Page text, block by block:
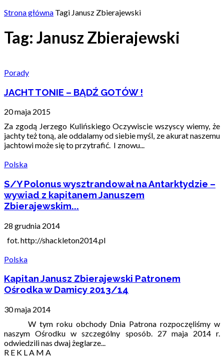
Strona główna Tagi Janusz Zbierajewski
Tag: Janusz Zbierajewski
Porady
JACHT TONIE – BĄDŹ GOTÓW !
20 maja 2015
Za zgodą Jerzego Kulińskiego Oczywiscie wszyscy wiemy, że
jachty też toną, ale oddalamy od siebie myśl, ze akurat naszemu
jachtowi może się to przytrafić. I znowu...
Polska
S/Y Polonus wysztrandował na Antarktydzie –
wywiad z kapitanem Januszem
Zbierajewskim...
28 grudnia 2014
fot. http://shackleton2014.pl
Polska
Kapitan Janusz Zbierajewski Patronem
Ośrodka w Damicy 2013/14
30 maja 2014
W tym roku obchody Dnia Patrona rozpoczęliśmy w
naszym Ośrodku w szczególny sposób. 27 maja 2014 r.
odwiedzili nas dwaj żeglarze...
R E K L A M A